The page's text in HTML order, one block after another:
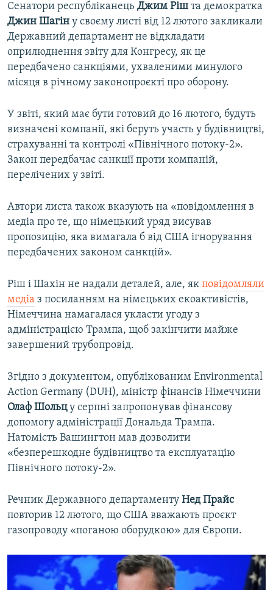
Сенатори республіканець Джим Ріш та демократка
Джин Шагін у своєму листі від 12 лютого закликали
Державний департамент не відкладати
оприлюднення звіту для Конгресу, як це
передбачено санкціями, ухваленими минулого
місяця в річному законопроєкті про оборону.
У звіті, який має бути готовий до 16 лютого, будуть
визначені компанії, які беруть участь у будівництві,
страхуванні та контролі «Північного потоку-2».
Закон передбачає санкції проти компаній,
перелічених у звіті.
Автори листа також вказують на «повідомлення в
медіа про те, що німецький уряд висував
пропозицію, яка вимагала б від США ігнорування
передбачених законом санкцій».
Ріш і Шахін не надали деталей, але, як повідомляли
медіа з посиланням на німецьких екоактивістів,
Німеччина намагалася укласти угоду з
адміністрацією Трампа, щоб закінчити майже
завершений трубопровід.
Згідно з документом, опублікованим Environmental
Action Germany (DUH), міністр фінансів Німеччини
Олаф Шольцу серпні запропонував фінансову
допомогу адміністрації Дональда Трампа.
Натомість Вашингтон мав дозволити
«безперешкодне будівництво та експлуатацію
Північного потоку-2».
Речник Державного департаменту Нед Прайс
повторив 12 лютого, що США вважають проєкт
газопроводу «поганою оборудкою» для Європи.